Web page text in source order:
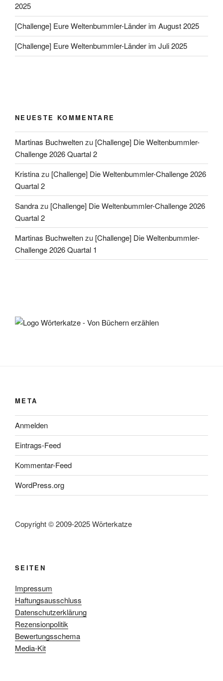
2025
[Challenge] Eure Weltenbummler-Länder im August 2025
[Challenge] Eure Weltenbummler-Länder im Juli 2025
NEUESTE KOMMENTARE
Martinas Buchweltenzu [Challenge] Die Weltenbummler-
Challenge 2026 Quartal 2
Kristinazu [Challenge] Die Weltenbummler-Challenge 2026
Quartal 2
Sandrazu [Challenge] Die Weltenbummler-Challenge 2026
Quartal 2
Martinas Buchweltenzu [Challenge] Die Weltenbummler-
Challenge 2026 Quartal 1
META
Anmelden
Eintrags-Feed
Kommentar-Feed
WordPress.org
Copyright © 2009-2025 Wörterkatze
SEITEN
Impressum
Haftungsausschluss
Datenschutzerklärung
Rezensionpolitik
Bewertungsschema
Media-Kit